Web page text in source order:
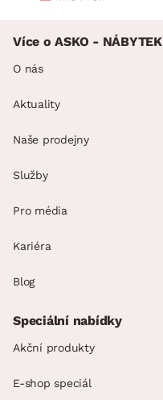
Více o ASKO - NÁBYTEK
O nás
Aktuality
Naše prodejny
Služby
Pro média
Kariéra
Blog
Speciální nabídky
Akční produkty
E-shop speciál